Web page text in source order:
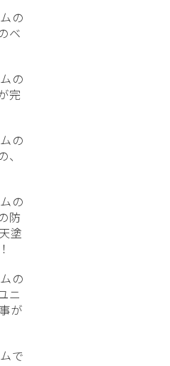
の
ベ
の
完
の
の
防
塗
の
ニ
が
で